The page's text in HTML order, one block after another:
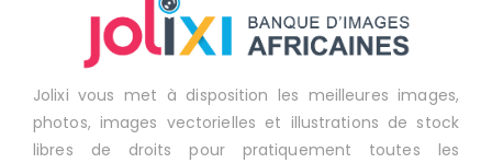
Jolixi vous met à disposition les meilleures images,
photos, images vectorielles et illustrations de stock
libres de droits pour pratiquement toutes les